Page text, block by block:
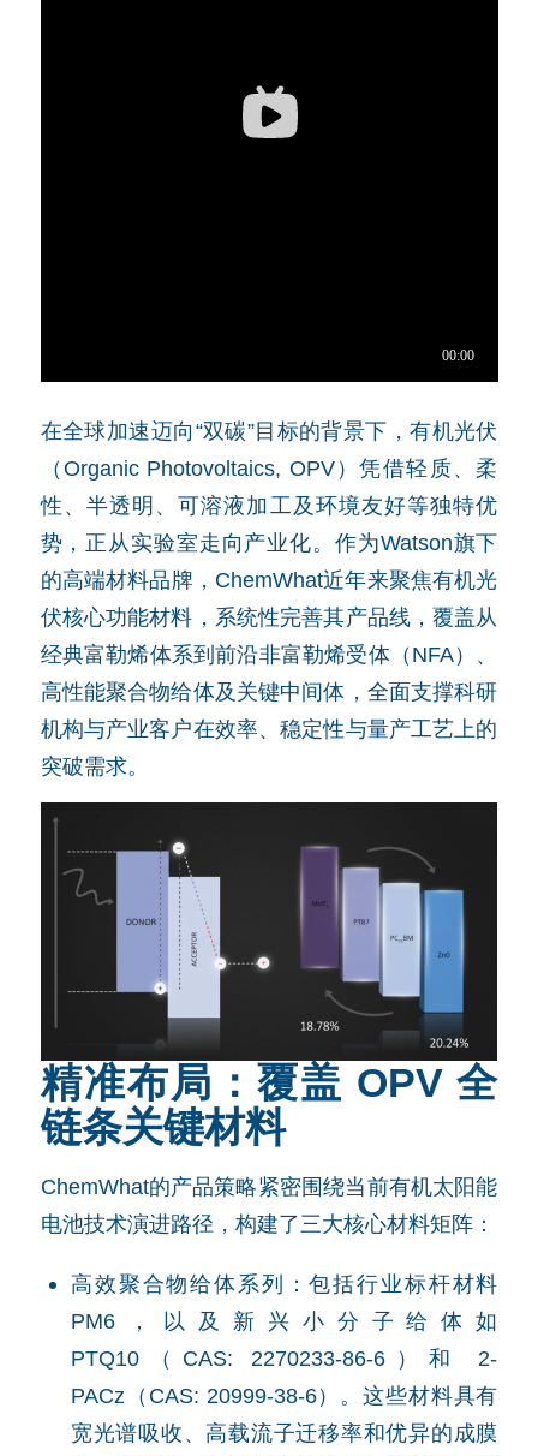
在全球加速迈向“双碳”目标的背景下，有机光伏
（Organic Photovoltaics, OPV）凭借轻质、柔
性、半透明、可溶液加工及环境友好等独特优
势，正从实验室走向产业化。作为Watson旗下
的高端材料品牌，ChemWhat近年来聚焦有机光
伏核心功能材料，系统性完善其产品线，覆盖从
经典富勒烯体系到前沿非富勒烯受体（NFA）、
高性能聚合物给体及关键中间体，全面支撑科研
机构与产业客户在效率、稳定性与量产工艺上的
突破需求。
精准布局：覆盖 OPV 全
链条关键材料
ChemWhat的产品策略紧密围绕当前有机太阳能
电池技术演进路径，构建了三大核心材料矩阵：
高效聚合物给体系列：包括行业标杆材料
PM6，以及新兴小分子给体如
PTQ10（CAS: 2270233-86-6）和 2-
PACz（CAS: 20999-38-6）。这些材料具有
宽光谱吸收、高载流子迁移率和优异的成膜